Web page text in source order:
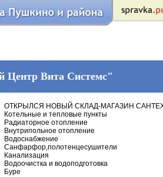
Вита Системс"
ОТКРЫЛСЯ НОВЫЙ СКЛАД-МАГАЗИН
Котельные и тепловые пункты
Радиаторное отопление
Внутрипольное отопление
Водоснабжение
Санфарфор,полотенцесушители
Канализация
Водоочистка и водоподготовка
Буре